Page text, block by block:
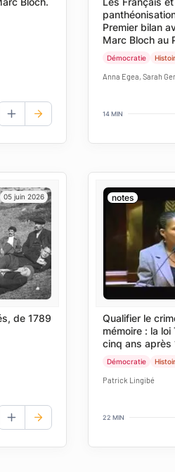
AJOUTER AUX FAVORIS
Premier bilan
Marc Bloch au
Démocratie
Anna Egea, Sarah
14 MIN
05 juin 2026
de 1789
AJOUTER AUX FAVORIS
notes
Qualifier le
mémoire : la
cinq ans après
Démocratie
Patrick Lingibé
22 MIN